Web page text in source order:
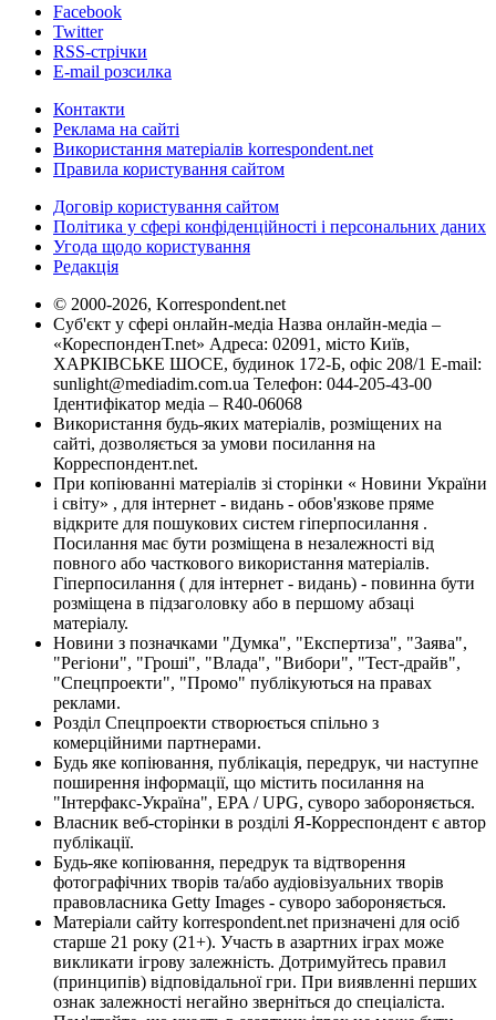
Facebook
Twitter
RSS-стрічки
E-mail розсилка
Контакти
Реклама на сайті
Використання матеріалів korrespondent.net
Правила користування сайтом
Договір користування сайтом
Політика у сфері конфіденційності і персональних даних
Угода щодо користування
Редакція
© 2000-2026, Korrespondent.net
Суб'єкт у сфері онлайн-медіа Назва онлайн-медіа –
«КореспонденТ.net» Адреса: 02091, місто Київ,
ХАРКІВСЬКЕ ШОСЕ, будинок 172-Б, офіс 208/1 E-mail:
sunlight@mediadim.com.ua Телефон: 044-205-43-00
Ідентифікатор медіа – R40-06068
Використання будь-яких матеріалів, розміщених на
сайті, дозволяється за умови посилання на
Корреспондент.net.
При копіюванні матеріалів зі сторінки « Новини України
і світу» , для інтернет - видань - обов'язкове пряме
відкрите для пошукових систем гіперпосилання .
Посилання має бути розміщена в незалежності від
повного або часткового використання матеріалів.
Гіперпосилання ( для інтернет - видань) - повинна бути
розміщена в підзаголовку або в першому абзаці
матеріалу.
Новини з позначками "Думка", "Експертиза", "Заява",
"Регіони", "Гроші", "Влада", "Вибори", "Тест-драйв",
"Спецпроекти", "Промо" публікуються на правах
реклами.
Розділ Спецпроекти створюється спільно з
комерційними партнерами.
Будь яке копіювання, публікація, передрук, чи наступне
поширення інформації, що містить посилання на
"Інтерфакс-Україна", EPA / UPG, суворо забороняється.
Власник веб-сторінки в розділі Я-Корреспондент є автор
публікації.
Будь-яке копіювання, передрук та відтворення
фотографічних творів та/або аудіовізуальних творів
правовласника Getty Images - суворо забороняється.
Матеріали сайту korrespondent.net призначені для осіб
старше 21 року (21+). Участь в азартних іграх може
викликати ігрову залежність. Дотримуйтесь правил
(принципів) відповідальної гри. При виявленні перших
ознак залежності негайно зверніться до спеціаліста.